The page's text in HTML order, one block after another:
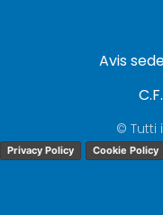
Avis
© Tutti
Privacy Policy Cookie Policy